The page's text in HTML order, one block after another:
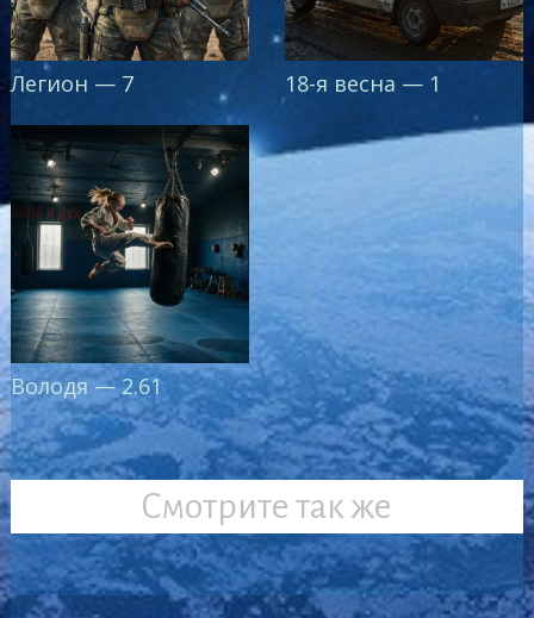
Легион — 7 18-я весна — 1
Володя — 2.61
Смотрите так же